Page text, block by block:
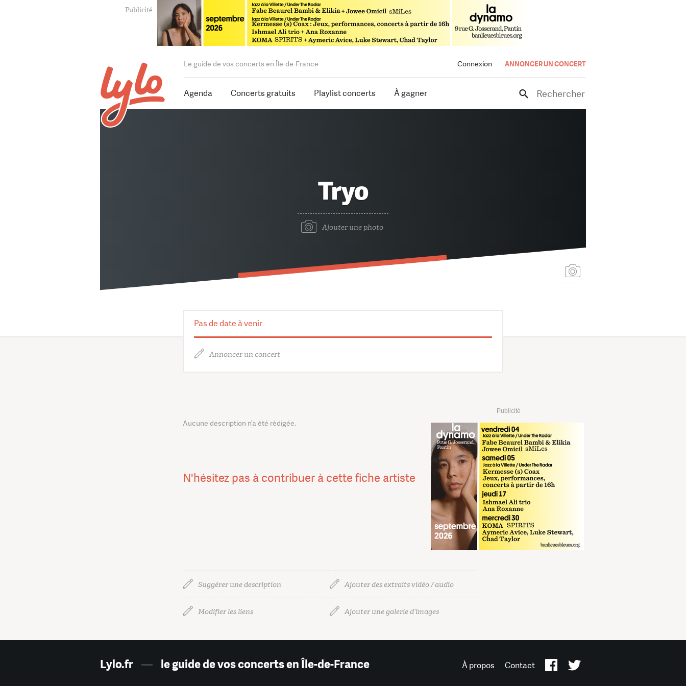
Connexion ANNONCER UN CONCERT
Le guide de vos concerts en Île-de-France
Agenda Concerts gratuits Playlist concerts À gagner Rechercher
Tryo
Ajouter une photo
Pas de date à venir
Annoncer un concert
Publicité
Aucune description n’a été rédigée.
N'hésitez pas à contribuer à cette fiche artiste
Suggérer une description Ajouter des extraits vidéo / audio
Modifier les liens Ajouter une galerie d’images
Lylo.fr — le guide de vos concerts en Île-de-France À propos Contact